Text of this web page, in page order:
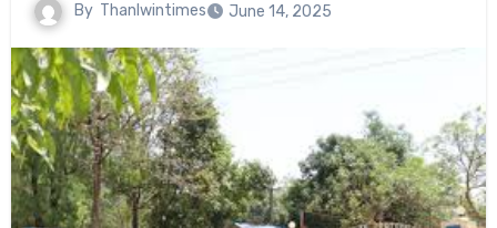
By Thanlwintimes June 14, 2025